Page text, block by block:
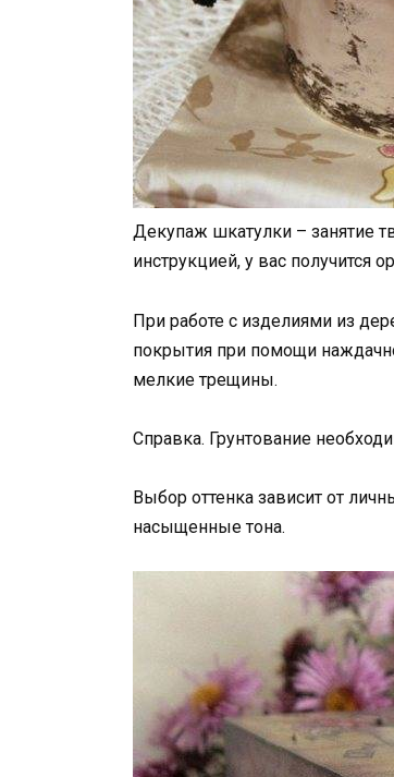
Декупаж шкатулки – занятие
инструкцией, у вас получится
При работе с изделиями из
покрытия при помощи
мелкие трещины.
Справка. Грунтование
Выбор оттенка зависит от
насыщенные тона.